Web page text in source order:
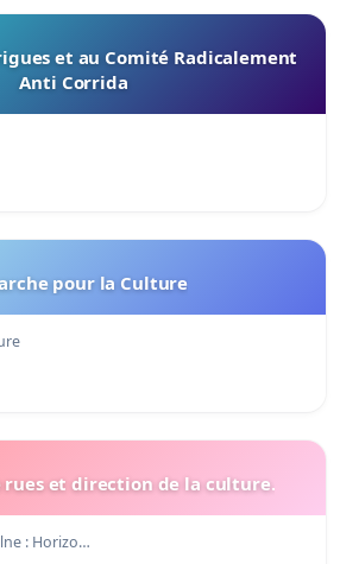
et au Comité Radicalement
Anti Corrida
pour la Culture
rues et direction de la culture.
: Horizo…